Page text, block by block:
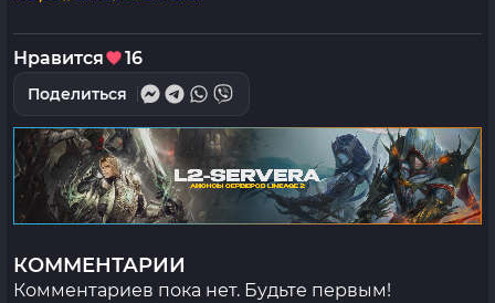
Нравится 16
Поделиться
КОММЕНТАРИИ
Комментариев пока нет. Будьте первым!